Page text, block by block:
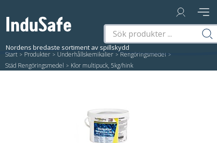
Start / Produkter / Underhållskemikalier / Rengöringsmedel /
Städ Rengöringsmedel / Klor multipuck, 5kg/hink